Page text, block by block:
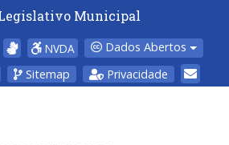
Municipal
NVDA
Dados Abertos
Sitemap Privacidade